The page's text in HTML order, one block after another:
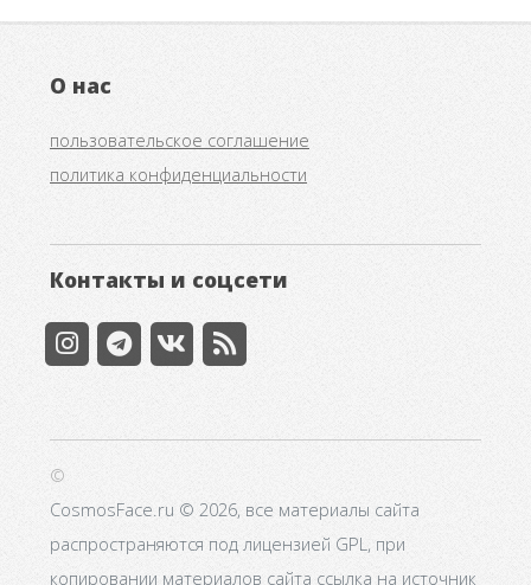
О нас
пользовательское соглашение
политика конфиденциальности
Контакты и соцсети
©
CosmosFace.ru © 2026, все материалы сайта
распространяются под лицензией GPL, при
копировании материалов сайта ссылка на источник